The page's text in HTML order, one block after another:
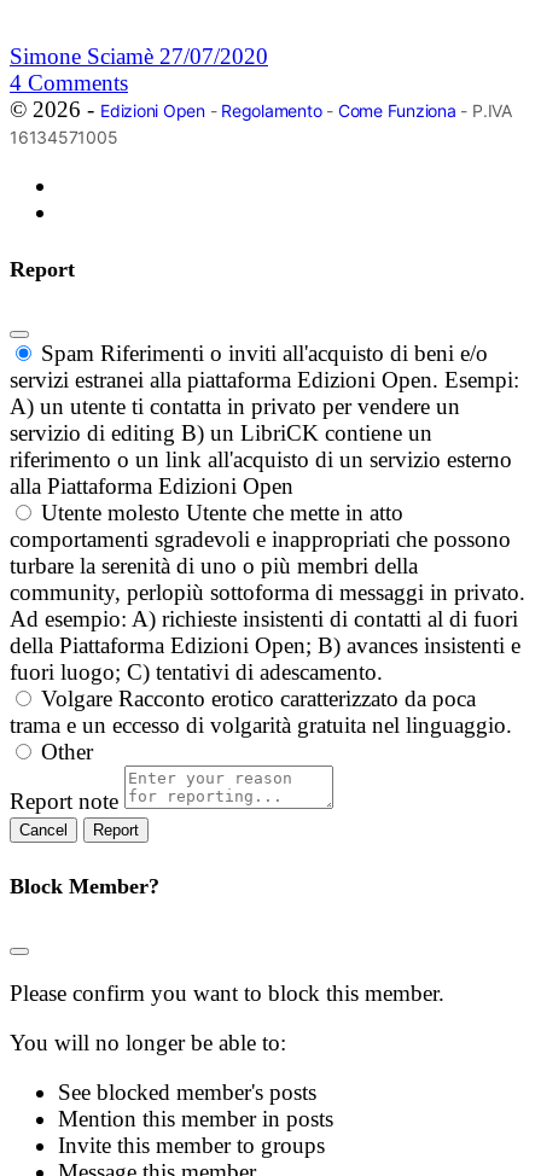
Simone Sciamè 27/07/2020
4 Comments
© 2026 - Edizioni Open- Regolamento- Come Funziona - P.IVA
16134571005
Report
Spam Riferimenti o inviti all'acquisto di beni e/o
servizi estranei alla piattaforma Edizioni Open. Esempi:
A) un utente ti contatta in privato per vendere un
servizio di editing B) un LibriCK contiene un
riferimento o un link all'acquisto di un servizio esterno
alla Piattaforma Edizioni Open
Utente molesto Utente che mette in atto
comportamenti sgradevoli e inappropriati che possono
turbare la serenità di uno o più membri della
community, perlopiù sottoforma di messaggi in privato.
Ad esempio: A) richieste insistenti di contatti al di fuori
della Piattaforma Edizioni Open; B) avances insistenti e
fuori luogo; C) tentativi di adescamento.
Volgare Racconto erotico caratterizzato da poca
trama e un eccesso di volgarità gratuita nel linguaggio.
Other
Report note
Report
Block Member?
Please confirm you want to block this member.
You will no longer be able to:
See blocked member's posts
Mention this member in posts
Invite this member to groups